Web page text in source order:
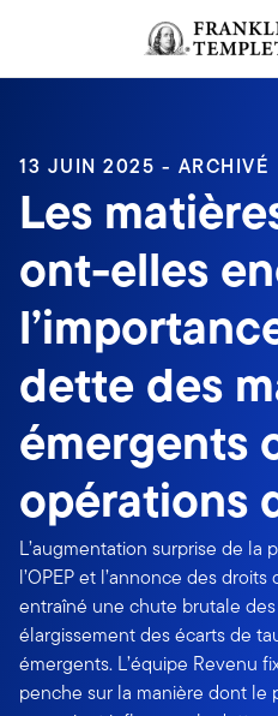
Header menu toggle
Ouverture de session
13 JUIN 2025 - ARCHIVÉ
Les
ont-elles
dette des
émergents
opérations
L’augmentation surprise de
l’OPEP et l’annonce des
entraîné une chute brutale
élargissement des écarts de
émergents. L’équipe Revenu
penche sur la manière dont le